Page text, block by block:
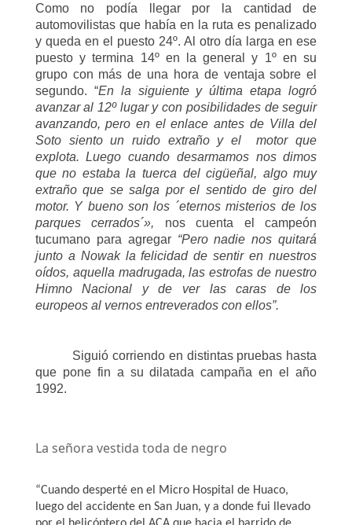
Como no podía llegar por la cantidad de
automovilistas que había en la ruta es penalizado
y queda en el puesto 24º. Al otro día larga en ese
puesto y termina 14º en la general y 1º en su
grupo con más de una hora de ventaja sobre el
segundo. “En la siguiente y última etapa logró
avanzar al 12º lugar y con posibilidades de seguir
avanzando, pero en el enlace antes de Villa del
Soto siento un ruido extraño y el motor que
explota. Luego cuando desarmamos nos dimos
que no estaba la tuerca del cigüeñal, algo muy
extraño que se salga por el sentido de giro del
motor. Y bueno son los ´eternos misterios de los
parques cerrados´», nos cuenta el campeón
tucumano para agregar “Pero nadie nos quitará
junto a Nowak la felicidad de sentir en nuestros
oídos, aquella madrugada, las estrofas de nuestro
Himno Nacional y de ver las caras de los
europeos al vernos entreverados con ellos”.
Siguió corriendo en distintas pruebas hasta
que pone fin a su dilatada campaña en el año
1992.
La señora vestida toda de negro
“Cuando desperté en el Micro Hospital de Huaco,
luego del accidente en San Juan, y a donde fui llevado